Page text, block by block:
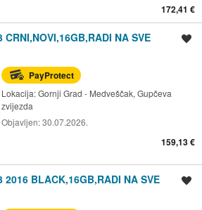
172,41 €
NA SVE
PayProtect
Lokacija:Gornji Grad - Medveščak, Gupčeva
zvijezda
Objavljen:30.07.2026.
159,13 €
2016 BLACK,16GB,RADI NA SVE